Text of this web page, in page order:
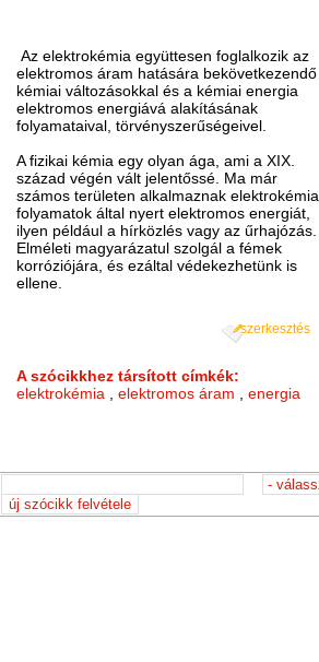
Az elektrokémia együttesen foglalkozik az
elektromos áram hatására bekövetkezendő
kémiai változásokkal és a kémiai energia
elektromos energiává alakításának
folyamataival, törvényszerűségeivel.
A fizikai kémia egy olyan ága, ami a XIX.
század végén vált jelentőssé. Ma már
számos területen alkalmaznak
folyamatok által nyert elektromos energiát,
ilyen például a hírközlés vagy az űrhajózás.
Elméleti magyarázatul szolgál a fémek
korróziójára, és ezáltal védekezhetünk is
ellene.
szerkesztés
A szócikkhez társított címkék:
elektrokémia ,elektromos áram ,energia